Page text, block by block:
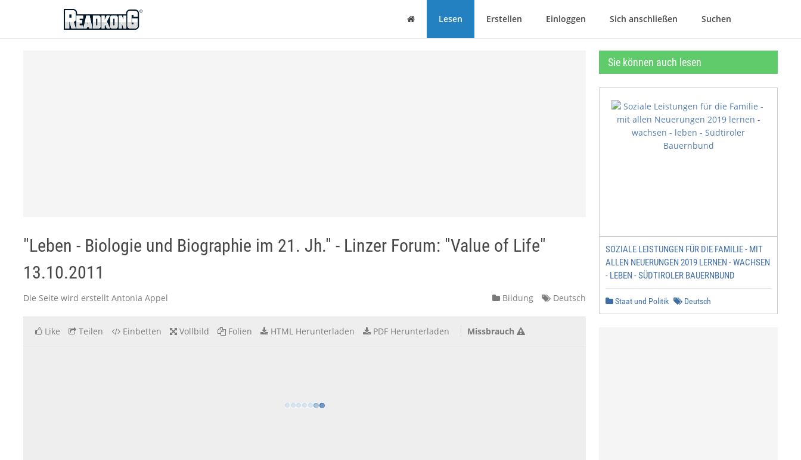
ReadkonG
Haus Lesen Erstellen Einloggen Sich anschließen Suchen
"Leben - Biologie und Biographie im 21. Jh." - Linzer Forum: "Value of Life"
13.10.2011
Die Seite wird erstellt Antonia Appel Bildung Deutsch
Like Teilen Einbetten Vollbild Folien HTML Herunterladen PDF Herunterladen Missbrauch
Sie können auch lesen
SOZIALE LEISTUNGEN FÜR DIE FAMILIE - MIT
ALLEN NEUERUNGEN 2019 LERNEN - WACHSEN
- LEBEN - SÜDTIROLER BAUERNBUND
Staat und Politik Deutsch